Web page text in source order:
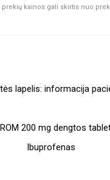
kainos gali skirtis nuo
lapelis: informacija
200 mg dengtos
Ibuprofenas